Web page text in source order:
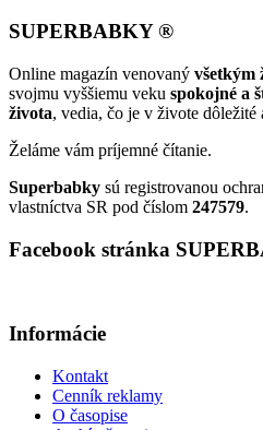
SUPERBABKY ®
Online magazín venovaný všetkým
svojmu vyššiemu veku spokojné a
života, vedia, čo je v živote dôležité
Želáme vám príjemné čítanie.
Superbabky sú registrovanou
vlastníctva SR pod číslom 247579.
Facebook stránka
Informácie
Kontakt
Cenník reklamy
O časopise